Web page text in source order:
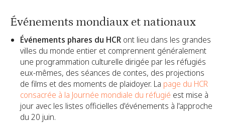
Événements mondiaux et nationaux
Événements phares du HCR ont lieu dans les grandes
villes du monde entier et comprennent généralement
une programmation culturelle dirigée par les réfugiés
eux-mêmes, des séances de contes, des projections
de films et des moments de plaidoyer. La page du HCR
consacrée à la Journée mondiale du réfugié est mise à
jour avec les listes officielles d'événements à l'approche
du 20 juin.